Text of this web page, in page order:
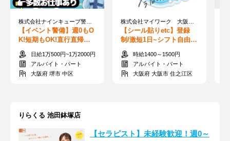
【イベント警備】週0もO
K!短期もOK!直行直帰もO
K!働きやすさ抜群!日給全
額保証!日給1万500円~1万2000円
アルバイト・パート
大阪府 堺市 中区
【シール貼りetc】登録
制/激短1日~シフト自由◎
来社不要で簡単！web登
録♪単発・日払いOK
時給1400～1500円
アルバイト・パート
大阪府 大阪市 住之江区
りらくる 池田鉢塚店
【セラピスト】未経験歓迎！週0～